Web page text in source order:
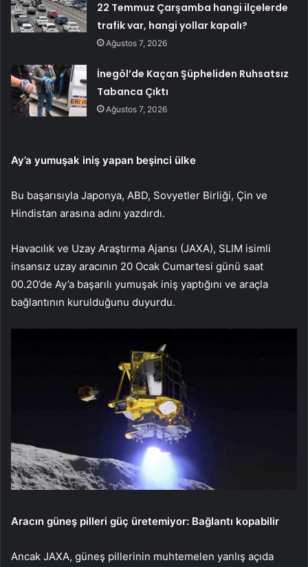
22 Temmuz Çarşamba hangi ilçelerde
trafik var, hangi yollar kapalı?
Ağustos 7, 2026
İnegöl’de Kaçan Şüpheliden Ruhsatsız
Tabanca Çıktı
Ağustos 7, 2026
Ay’a yumuşak iniş yapan beşinci ülke
Bu başarısıyla Japonya, ABD, Sovyetler Birliği, Çin ve
Hindistan arasına adını yazdırdı.
Havacılık ve Uzay Araştırma Ajansı (JAXA), SLIM isimli
insansız uzay aracının 20 Ocak Cumartesi günü saat
00.20’de Ay’a başarılı yumuşak iniş yaptığını ve araçla
bağlantının kurulduğunu duyurdu.
Aracın güneş pilleri güç üretemiyor: Bağlantı kopabilir
Ancak JAXA, güneş pillerinin muhtemelen yanlış açıda